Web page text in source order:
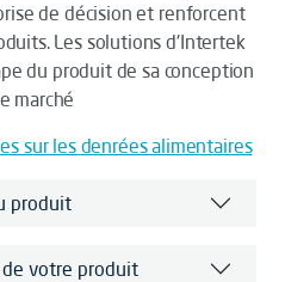
de décision et renforcent
Les solutions d'Intertek
du produit de sa conception
marché
sur les denrées alimentaires
produit
votre produit